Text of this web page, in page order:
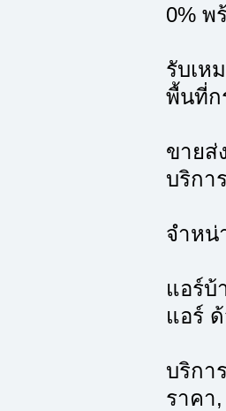
0% พ
รับเห
พื้นที่ก
ขายส่
บริกา
จำหน่
แอร์บ้
แอร์
บริกา
ราคา